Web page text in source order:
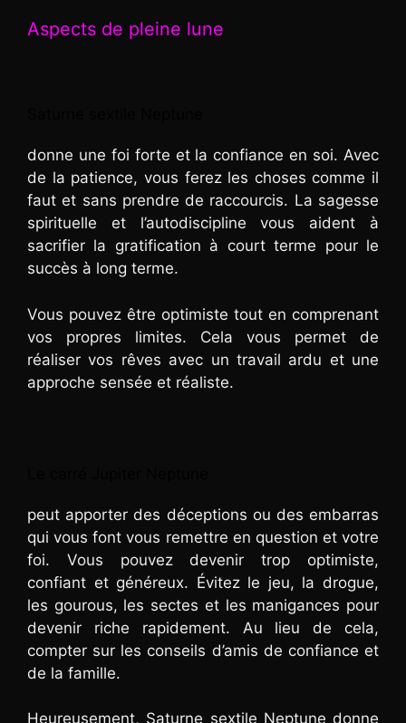
Aspects de pleine lune
donne une foi forte et la confiance en soi. Avec
de la patience, vous ferez les choses comme il
faut et sans prendre de raccourcis. La sagesse
spirituelle et l’autodiscipline vous aident à
sacrifier la gratification à court terme pour le
succès à long terme.
Vous pouvez être optimiste tout en comprenant
vos propres limites. Cela vous permet de
réaliser vos rêves avec un travail ardu et une
approche sensée et réaliste.
peut apporter des déceptions ou des embarras
qui vous font vous remettre en question et votre
foi. Vous pouvez devenir trop optimiste,
confiant et généreux. Évitez le jeu, la drogue,
les gourous, les sectes et les manigances pour
devenir riche rapidement. Au lieu de cela,
compter sur les conseils d’amis de confiance et
de la famille.
Heureusement, Saturne sextile Neptune donne